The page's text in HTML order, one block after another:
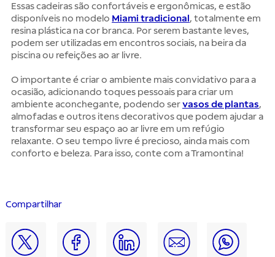
Compartilhar
Essas cadeiras são confortáveis ​​e ergonômicas, e estão
disponíveis no modelo Miami tradicional , totalmente em
resina plástica na cor branca. Por serem bastante leves,
podem ser utilizadas em encontros sociais, na beira da
piscina ou refeições ao ar livre.
O importante é criar o ambiente mais convidativo para a
ocasião, adicionando toques pessoais para criar um
ambiente aconchegante, podendo servasos de plantas,
almofadas e outros itens decorativos que podem ajudar a
transformar seu espaço ao ar livre em um refúgio
relaxante. O seu tempo livre é precioso, ainda mais com
conforto e beleza. Para isso, conte com a Tramontina!